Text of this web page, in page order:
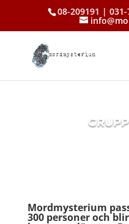
08-209191 |
Mordmysterium
300 personer och